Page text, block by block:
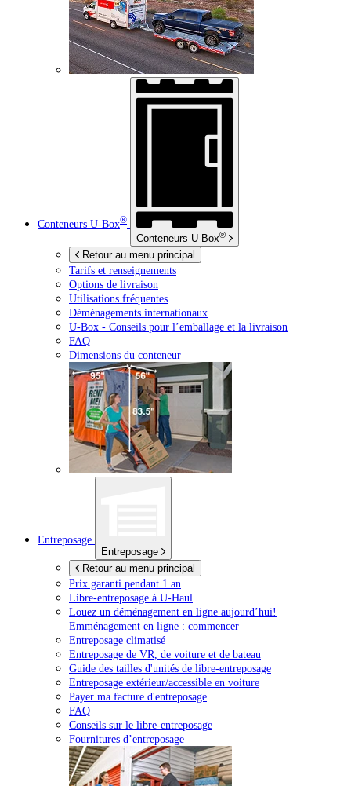
Conteneurs U-Box®
Conteneurs U-Box®
Retour au menu principal
Tarifs et renseignements
Options de livraison
Utilisations fréquentes
Déménagements internationaux
U-Box - Conseils pour l’emballage et la livraison
FAQ
Dimensions du conteneur
Entreposage
Entreposage
Retour au menu principal
Prix garanti pendant 1 an
Libre-entreposage à U-Haul
Louez un déménagement en ligne aujourd’hui!
Emménagement en ligne : commencer
Entreposage climatisé
Entreposage de VR, de voiture et de bateau
Guide des tailles d'unités de libre-entreposage
Entreposage extérieur/accessible en voiture
Payer ma facture d'entreposage
FAQ
Conseils sur le libre-entreposage
Fournitures d’entreposage